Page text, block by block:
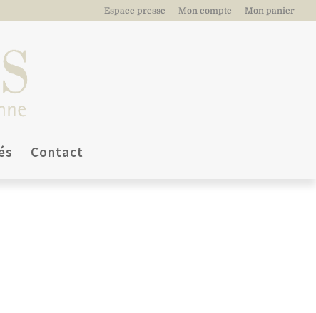
Espace presse Mon compte Mon panier
Contact